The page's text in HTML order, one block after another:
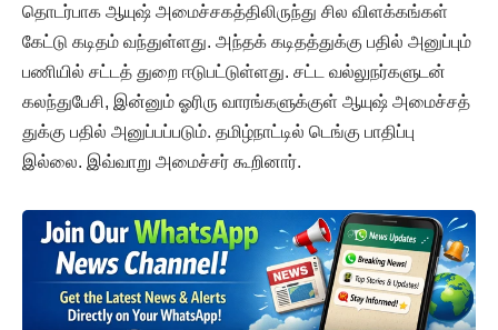
தொடர்பாக ஆயுஷ் அமைச்சகத்திலிருந்து சில விளக்கங்கள்
கேட்டு கடிதம் வந்துள்ளது. அந்தக் கடிதத்துக்கு பதில் அனுப்பும்
பணியில் சட்டத் துறை ஈடுபட்டுள்ளது. சட்ட வல்லுநர்களுடன்
கலந்துபேசி, இன்னும் ஓரிரு வாரங்களுக்குள் ஆயுஷ் அமைச்சத்
துக்கு பதில் அனுப்பப்படும். தமிழ்நாட்டில் டெங்கு பாதிப்பு
இல்லை. இவ்வாறு அமைச்சர் கூறினார்.